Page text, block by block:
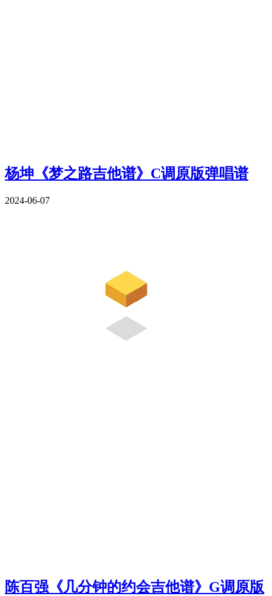
杨坤《梦之路吉他谱》C调原版弹唱谱
2024-06-07
陈百强《几分钟的约会吉他谱》G调原版